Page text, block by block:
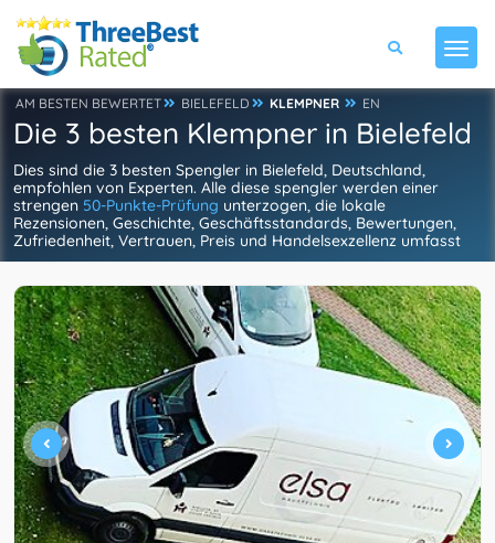
AM BESTEN BEWERTET BIELEFELD KLEMPNER EN
Die 3 besten Klempner in Bielefeld
Dies sind die 3 besten Spengler in Bielefeld, Deutschland,
empfohlen von Experten. Alle diese spengler werden einer
strengen 50-Punkte-Prüfung unterzogen, die lokale
Rezensionen, Geschichte, Geschäftsstandards, Bewertungen,
Zufriedenheit, Vertrauen, Preis und Handelsexzellenz umfasst